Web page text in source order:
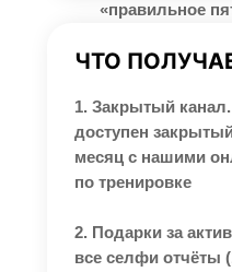
«правильное
1. Закрытый
доступен
месяц с нашими
по тренировке
2. Подарки за
все селфи отчёты
ЧТО